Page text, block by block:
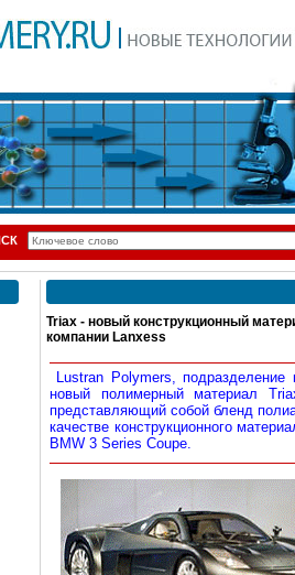
Triax - новый конструкционный
компании Lanxess
Lustran Polymers, подразделение
новый полимерный материал
представляющий собой бленд
качестве конструкционного
BMW 3 Series Coupe.